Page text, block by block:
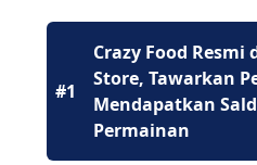
#1
Crazy Food Resmi
Store, Tawarkan
Mendapatkan
Permainan